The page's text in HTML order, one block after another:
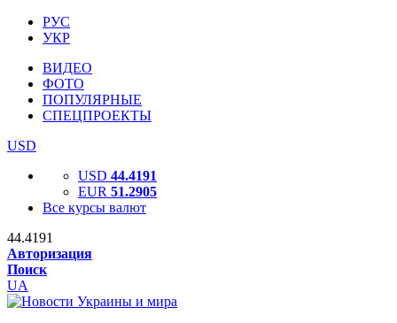
РУС
УКР
ВИДЕО
ФОТО
ПОПУЛЯРНЫЕ
СПЕЦПРОЕКТЫ
USD
USD 44.4191
EUR 51.2905
Все курсы валют
44.4191
Авторизация
Поиск
UA